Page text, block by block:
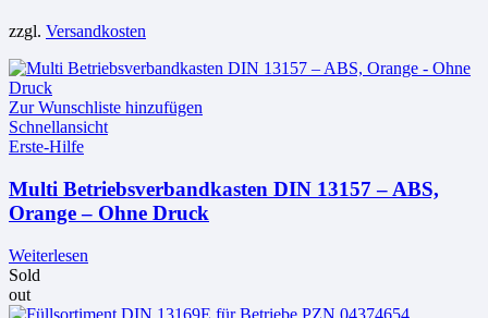
zzgl. Versandkosten
Zur Wunschliste hinzufügen
Schnellansicht
Erste-Hilfe
Multi Betriebsverbandkasten DIN 13157 – ABS,
Orange – Ohne Druck
Weiterlesen
Sold
out